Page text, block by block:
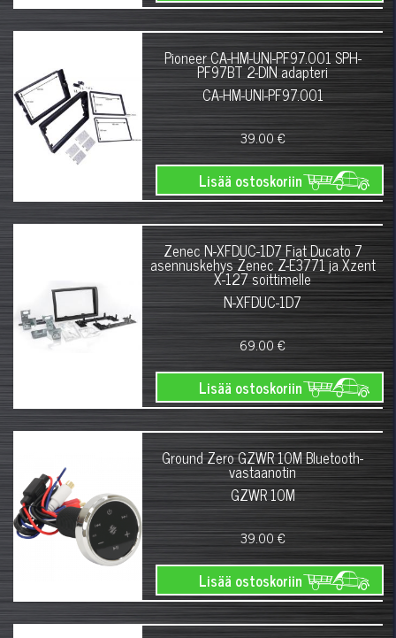
Pioneer CA-HM-UNI-PF97.001 SPH-
PF97BT 2-DIN adapteri
CA-HM-UNI-PF97.001
39.00 €
Lisää ostoskoriin
Zenec N-XFDUC-1D7 Fiat Ducato 7
asennuskehys Zenec Z-E3771 ja Xzent
X-127 soittimelle
N-XFDUC-1D7
69.00 €
Lisää ostoskoriin
Ground Zero GZWR 10M Bluetooth-
vastaanotin
GZWR 10M
39.00 €
Lisää ostoskoriin